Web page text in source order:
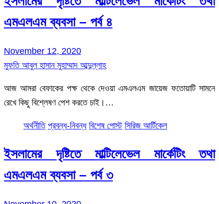
এমএলএম ব্যবসা – পর্ব ৪
November 12, 2020
মুফতি আবুল হাসান মুহাম্মাদ আব্দুল্লাহ
আজ আমরা বেফাকের পক্ষ থেকে দেওয়া এমএলএম জায়েজ ফতোয়াটি সামনে
রেখে কিছু বিশ্লেষণ পেশ করতে চাই।…
অর্থনীতি প্রবন্ধ-নিবন্ধ বিশেষ পোস্ট সিরিজ আর্টিকেল
ইসলামের দৃষ্টিতে মাল্টিলেভেল মার্কেটিং তথা
এমএলএম ব্যবসা – পর্ব ৩